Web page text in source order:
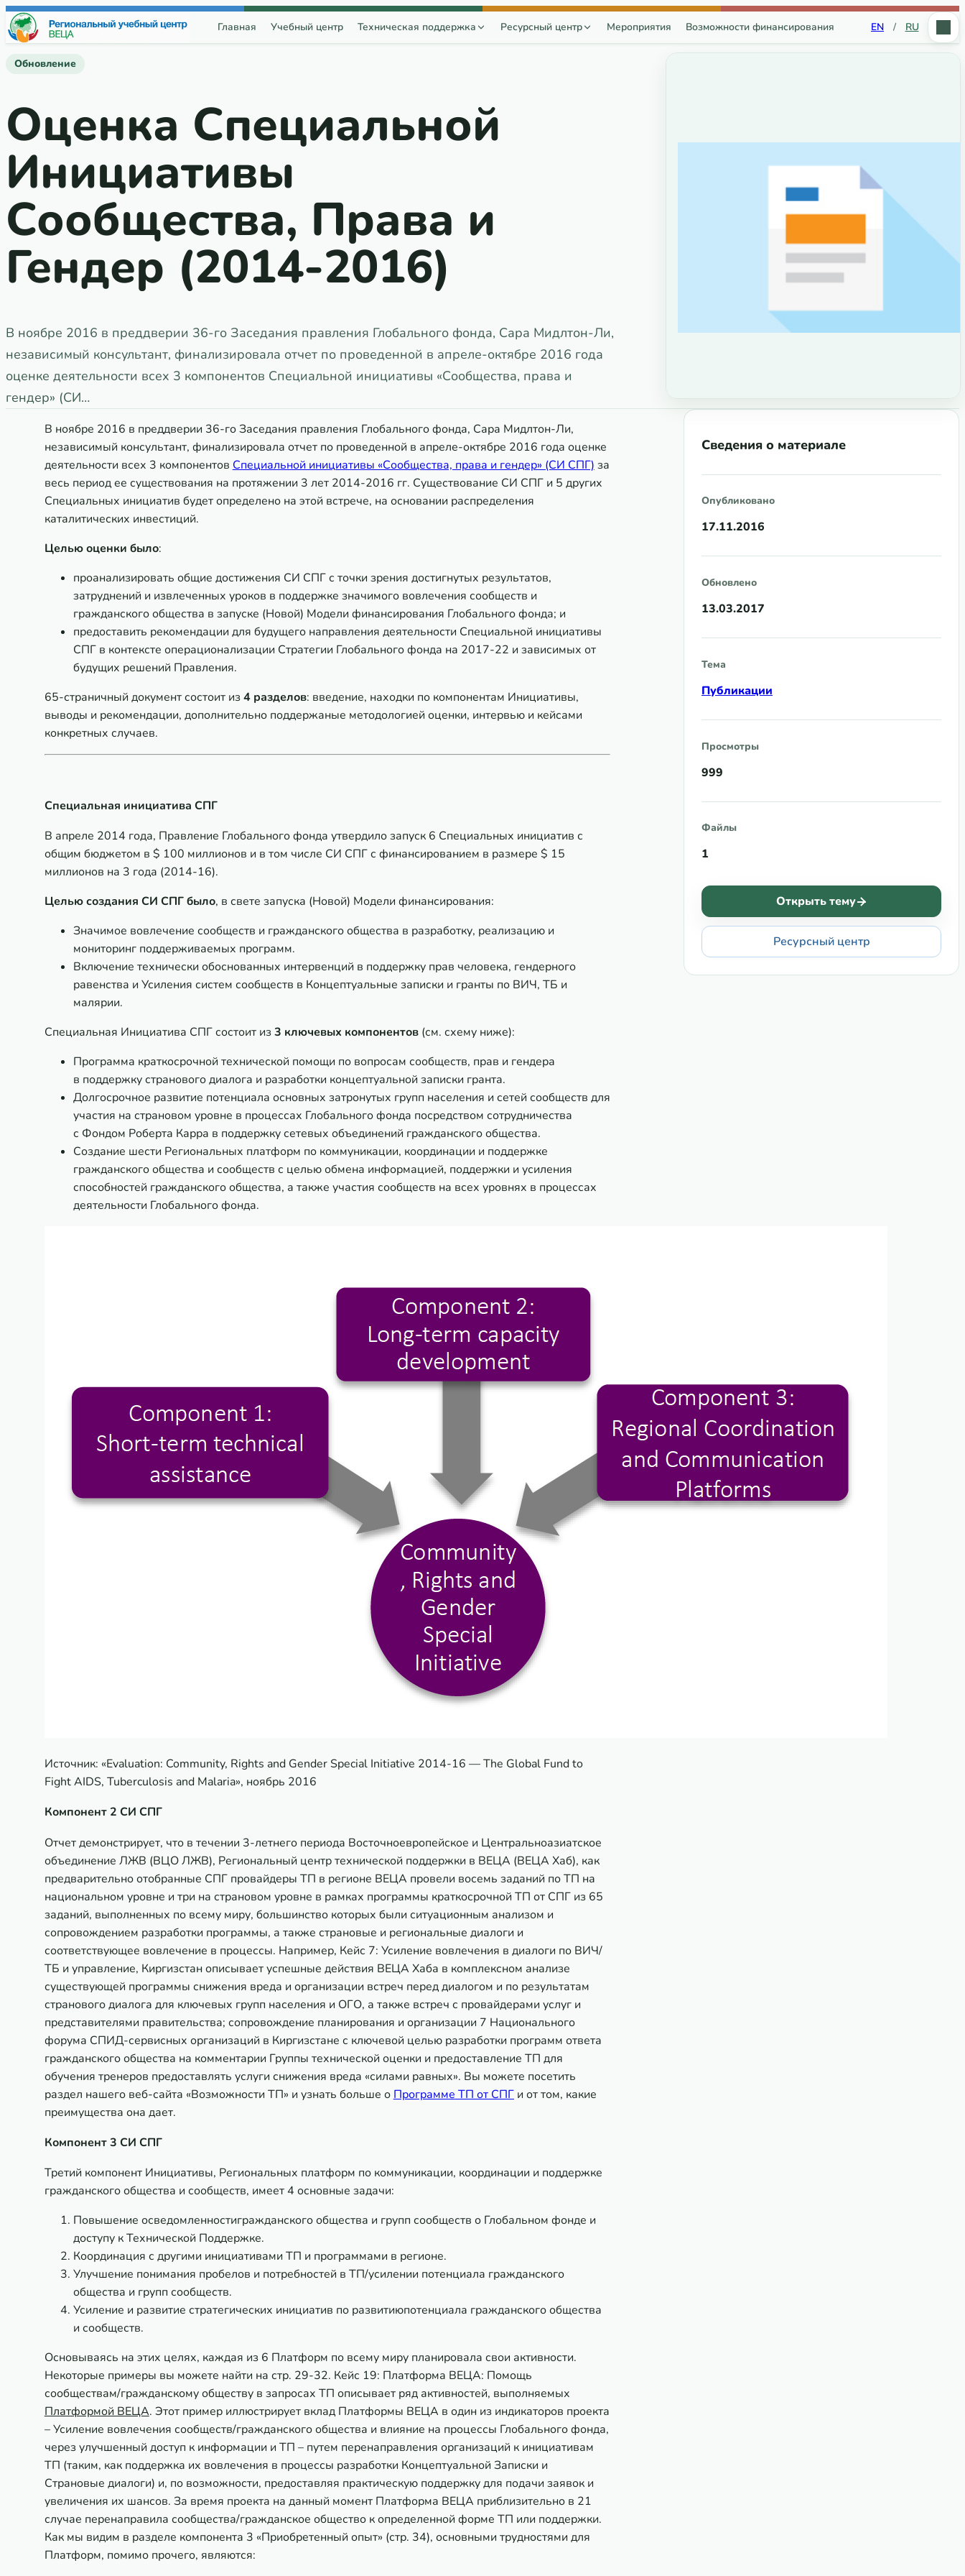
Перейти к содержимому
Главная Учебный центр Техническая поддержка Ресурсный центр Мероприятия Возможности финансирования EN / RU
Обновление
Оценка Специальной
Инициативы
Сообщества, Права и
Гендер (2014-2016)
В ноябре 2016 в преддверии 36-го Заседания правления Глобального фонда, Сара Мидлтон-Ли,
независимый консультант, финализировала отчет по проведенной в апреле-октябре 2016 года
оценке деятельности всех 3 компонентов Специальной инициативы «Сообщества, права и
гендер» (СИ…
В ноябре 2016 в преддверии 36-го Заседания правления Глобального фонда, Сара Мидлтон-Ли,
независимый консультант, финализировала отчет по проведенной в апреле-октябре 2016 года оценке
деятельности всех 3 компонентов Специальной инициативы «Сообщества, права и гендер» (СИ СПГ) за
весь период ее существования на протяжении 3 лет 2014-2016 гг. Существование СИ СПГ и 5 других
Специальных инициатив будет определено на этой встрече, на основании распределения
каталитических инвестиций.
Целью оценки было:
проанализировать общие достижения СИ СПГ с точки зрения достигнутых результатов,
затруднений и извлеченных уроков в поддержке значимого вовлечения сообществ и
гражданского общества в запуске (Новой) Модели финансирования Глобального фонда; и
предоставить рекомендации для будущего направления деятельности Специальной инициативы
СПГ в контексте операционализации Стратегии Глобального фонда на 2017-22 и зависимых от
будущих решений Правления.
65-страничный документ состоит из4 разделов: введение, находки по компонентам Инициативы,
выводы и рекомендации, дополнительно поддержаные методологией оценки, интервью и кейсами
конкретных случаев.
Специальная инициатива СПГ
В апреле 2014 года, Правление Глобального фонда утвердило запуск 6 Специальных инициатив с
общим бюджетом в $ 100 миллионов и в том числе СИ СПГ с финансированием в размере $ 15
миллионов на 3 года (2014-16).
Целью создания СИ СПГ было, в свете запуска (Новой) Модели финансирования:
Значимое вовлечение сообществ и гражданского общества в разработку, реализацию и
мониторинг поддерживаемых программ.
Включение технически обоснованных интервенций в поддержку прав человека, гендерного
равенства и Усиления систем сообществ в Концептуальные записки и гранты по ВИЧ, ТБ и
малярии.
Специальная Инициатива СПГ состоит из3 ключевых компонентов(см. схему ниже):
Программа краткосрочной технической помощи по вопросам сообществ, прав и гендера
в поддержку странового диалога и разработки концептуальной записки гранта.
Долгосрочное развитие потенциала основных затронутых групп населения и сетей сообществ для
участия на страновом уровне в процессах Глобального фонда посредством сотрудничества
с Фондом Роберта Карра в поддержку сетевых объединений гражданского общества.
Создание шести Региональных платформ по коммуникации, координации и поддержке
гражданского общества и сообществ с целью обмена информацией, поддержки и усиления
способностей гражданского общества, а также участия сообществ на всех уровнях в процессах
деятельности Глобального фонда.
Источник: «Evaluation: Community, Rights and Gender Special Initiative 2014-16 — The Global Fund to
Fight AIDS, Tuberculosis and Malaria», ноябрь 2016
Компонент 2 СИ СПГ
Отчет демонстрирует, что в течении 3-летнего периода Восточноевропейское и Центральноазиатское
объединение ЛЖВ (ВЦО ЛЖВ), Региональный центр технической поддержки в ВЕЦА (ВЕЦА Хаб), как
предварительно отобранные СПГ провайдеры ТП в регионе ВЕЦА провели восемь заданий по ТП на
национальном уровне и три на страновом уровне в рамках программы краткосрочной ТП от СПГ из 65
заданий, выполненных по всему миру, большинство которых были ситуационным анализом и
сопровождением разработки программы, а также страновые и региональные диалоги и
соответствующее вовлечение в процессы. Например, Кейс 7: Усиление вовлечения в диалоги по ВИЧ/
ТБ и управление, Киргизстанописывает успешные действия ВЕЦА Хаба в комплексном анализе
существующей программы снижения вреда и организации встреч перед диалогом и по результатам
странового диалога для ключевых групп населения и ОГО, а также встреч с провайдерами услуг и
представителями правительства; сопровождение планирования и организации 7 Национального
форума СПИД-сервисных организаций в Киргизстане с ключевой целью разработки программ ответа
гражданского общества на комментарии Группы технической оценки и предоставление ТП для
обучения тренеров предоставлять услуги снижения вреда «силами равных». Вы можете посетить
раздел нашего веб-сайта «Возможности ТП» и узнать больше о Программе ТП от СПГи от том, какие
преимущества она дает.
Компонент 3 СИ СПГ
Третий компонент Инициативы, Региональных платформ по коммуникации, координации и поддержке
гражданского общества и сообществ, имеет 4 основные задачи:
Повышение осведомленностигражданского общества и групп сообществ о Глобальном фонде и
доступу к Технической Поддержке.
Координация с другими инициативами ТП и программами в регионе.
Улучшение понимания пробелов и потребностей в ТП/усилении потенциала гражданского
общества и групп сообществ.
Усиление и развитие стратегических инициатив по развитиюпотенциала гражданского общества
и сообществ.
Основываясь на этих целях, каждая из 6 Платформ по всему миру планировала свои активности.
Некоторые примеры вы можете найти на стр. 29-32. Кейс 19: Платформа ВЕЦА: Помощь
сообществам/гражданскому обществу в запросах ТП описывает ряд активностей, выполняемых
Платформой ВЕЦА. Этот пример иллюстрирует вклад Платформы ВЕЦА в один из индикаторов проекта
–Усиление вовлечения сообществ/гражданского общества и влияние на процессы Глобального фонда,
через улучшенный доступ к информации и ТП – путем перенаправления организаций к инициативам
ТП (таким, как поддержка их вовлечения в процессы разработки Концептуальной Записки и
Страновые диалоги) и, по возможности, предоставляя практическую поддержку для подачи заявок и
увеличения их шансов. За время проекта на данный момент Платформа ВЕЦА приблизительно в 21
случае перенаправила сообщества/гражданское общество к определенной форме ТП или поддержки.
Как мы видим в разделе компонента 3 «Приобретенный опыт» (стр. 34), основными трудностями для
Платформ, помимо прочего, являются:
Сведения о материале
Опубликовано
17.11.2016
Обновлено
13.03.2017
Тема
Публикации
Просмотры
999
Файлы
1
Открыть тему
Ресурсный центр